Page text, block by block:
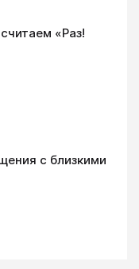
«Раз!
с близкими